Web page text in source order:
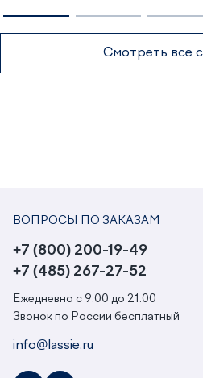
Смотреть все
ВОПРОСЫ ПО ЗАКАЗАМ
+7 (800) 200-19-49
+7 (485) 267-27-52
Ежедневно с 9:00 до 21:00
Звонок по России бесплатный
info@lassie.ru